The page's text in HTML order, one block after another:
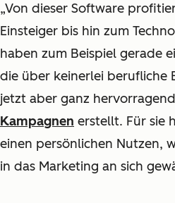
„Von dieser Software
Einsteiger bis hin zum
haben zum Beispiel gerade
die über keinerlei berufliche
jetzt aber ganz
Kampagnen erstellt. Für sie
einen persönlichen Nutzen,
in das Marketing an sich